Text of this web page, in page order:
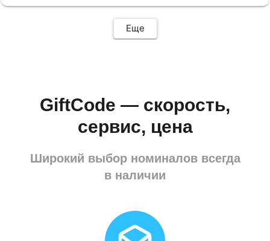
Еще
GiftCode — скорость,
сервис, цена
Широкий выбор номиналов всегда
в наличии